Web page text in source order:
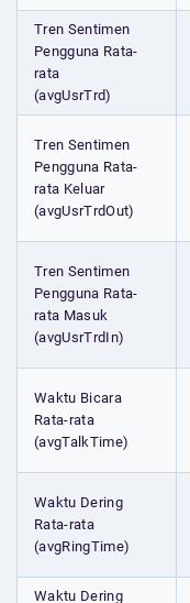
Tren Sentimen
Pengguna Rata-
rata
(avgUsrTrd)
Tren Sentimen
Pengguna Rata-
rata Keluar
(avgUsrTrdOut)
Tren Sentimen
Pengguna Rata-
rata Masuk
(avgUsrTrdIn)
Waktu Bicara
Rata-rata
(avgTalkTime)
Waktu Dering
Rata-rata
(avgRingTime)
Waktu Dering